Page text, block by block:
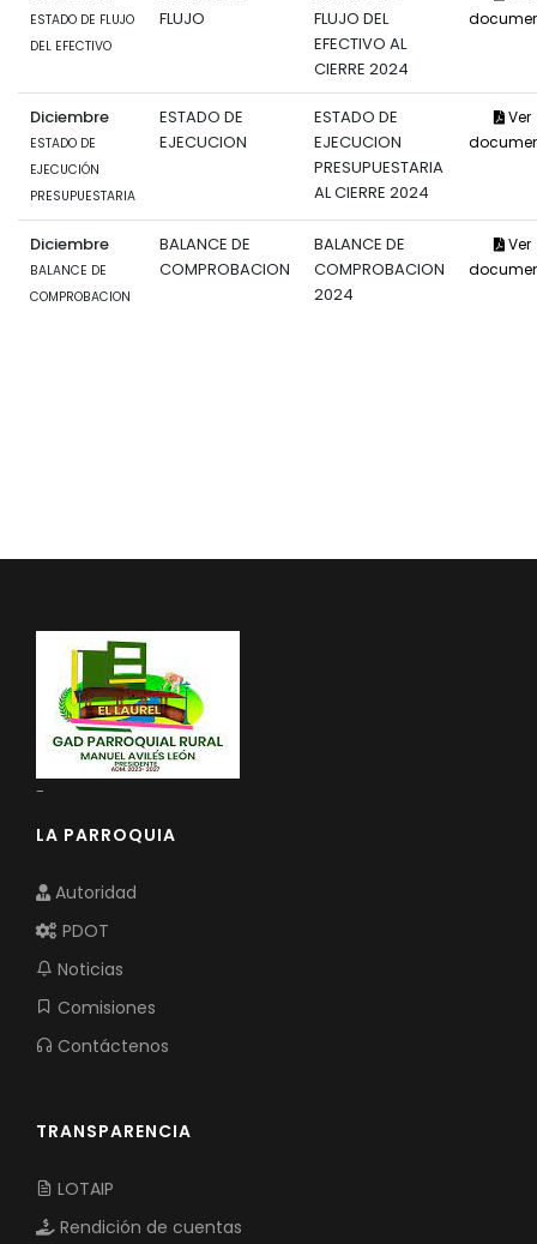
ESTADO DE FLUJO
DEL EFECTIVO
FLUJO
FLUJO DEL
EFECTIVO AL
CIERRE 2024
Diciembre
ESTADO DE
EJECUCIÓN
PRESUPUESTARIA
ESTADO DE
EJECUCION
ESTADO DE
EJECUCION
PRESUPUESTARIA
AL CIERRE 2024
Ver
Diciembre
BALANCE DE
COMPROBACION
BALANCE DE
COMPROBACION
BALANCE DE
COMPROBACION
2024
Ver
-
LA PARROQUIA
Autoridad
PDOT
Noticias
Comisiones
Contáctenos
TRANSPARENCIA
LOTAIP
Rendición de cuentas